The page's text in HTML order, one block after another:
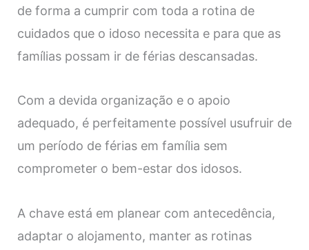
de forma a cumprir com toda a rotina de
cuidados que o idoso necessita e para que as
famílias possam ir de férias descansadas.
Com a devida organização e o apoio
adequado, é perfeitamente possível usufruir de
um período de férias em família sem
comprometer o bem-estar dos idosos.
A chave está em planear com antecedência,
adaptar o alojamento, manter as rotinas